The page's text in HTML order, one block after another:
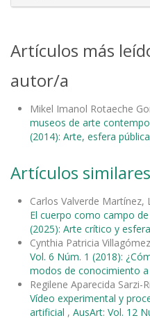
Artículos más
autor/a
Mikel Imanol Rotaeche
museos de arte
(2014): Arte, esfera
Artículos similares
Carlos Valverde Martínez,
El cuerpo como campo
(2025): Arte crítico y
Cynthia Patricia
Vol. 6 Núm. 1 (2018):
modos de conocimiento
Regilene Aparecida Sarzi-
Vídeo experimental y
artificial , AusArt: Vol. 12